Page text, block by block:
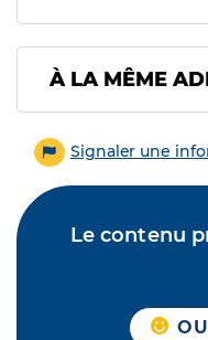
À LA MÊME
Signaler une
Le contenu
OUI